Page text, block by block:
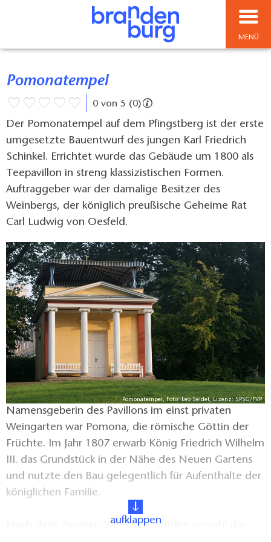
MENÜ
Pomonatempel
0 von 5 (0)
Der Pomonatempel auf dem Pfingstberg ist der erste
umgesetzte Bauentwurf des jungen Karl Friedrich
Schinkel. Errichtet wurde das Gebäude um 1800 als
Teepavillon in streng klassizistischen Formen.
Auftraggeber war der damalige Besitzer des
Weinbergs, der königlich preußische Geheime Rat
Carl Ludwig von Oesfeld.
Pomonatempel, Foto: Leo Seidel, Lizenz: SPSG/FVP
Namensgeberin des Pavillons im einst privaten
Weingarten war Pomona, die römische Göttin der
Früchte. Im Jahr 1807 erwarb König Friedrich Wilhelm
III. das Grundstück in der Nähe des Neuen Gartens
und nutzte den Bau gelegentlich für Aufenthalte der
königlichen Familie.
Nach dem Zweiten Weltkrieg wurden sowohl das
aufklappen